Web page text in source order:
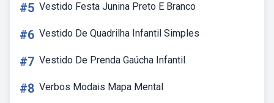
#5 Vestido Festa Junina Preto E Branco
#6 Vestido De Quadrilha Infantil Simples
#7 Vestido De Prenda Gaúcha Infantil
#8 Verbos Modais Mapa Mental